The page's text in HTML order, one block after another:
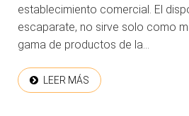
establecimiento comercial. El
escaparate, no sirve solo como
gama de productos de la...
LEER MÁS